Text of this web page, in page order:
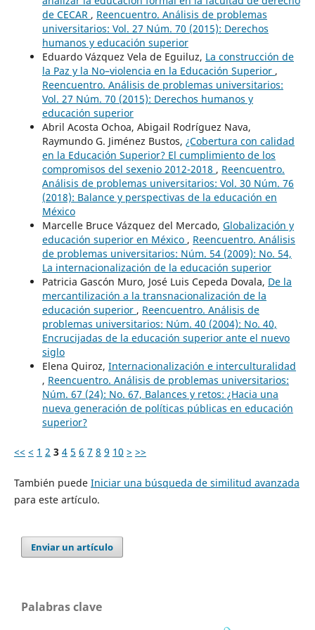
de CECAR , Reencuentro. Análisis de problemas
universitarios: Vol. 27 Núm. 70 (2015): Derechos
humanos y educación superior
Eduardo Vázquez Vela de Eguiluz, La construcción de
la Paz y la No–violencia en la Educación Superior ,
Reencuentro. Análisis de problemas universitarios:
Vol. 27 Núm. 70 (2015): Derechos humanos y
educación superior
Abril Acosta Ochoa, Abigail Rodríguez Nava,
Raymundo G. Jiménez Bustos, ¿Cobertura con calidad
en la Educación Superior? El cumplimiento de los
compromisos del sexenio 2012-2018 , Reencuentro.
Análisis de problemas universitarios: Vol. 30 Núm. 76
(2018): Balance y perspectivas de la educación en
México
Marcelle Bruce Vázquez del Mercado, Globalización y
educación superior en México , Reencuentro. Análisis
de problemas universitarios: Núm. 54 (2009): No. 54,
La internacionalización de la educación superior
Patricia Gascón Muro, José Luis Cepeda Dovala, De la
mercantilización a la transnacionalización de la
educación superior , Reencuentro. Análisis de
problemas universitarios: Núm. 40 (2004): No. 40,
Encrucijadas de la educación superior ante el nuevo
siglo
Elena Quiroz, Internacionalización e interculturalidad
, Reencuentro. Análisis de problemas universitarios:
Núm. 67 (24): No. 67, Balances y retos: ¿Hacia una
nueva generación de políticas públicas en educación
superior?
<< < 1 2 3 4 5 6 7 8 9 10 > >>
También puede Iniciar una búsqueda de similitud avanzada
para este artículo.
Enviar un artículo
Palabras clave